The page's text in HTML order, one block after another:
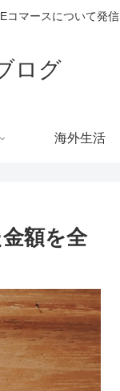
コマースについて発信
ログ
海外生活
額を全